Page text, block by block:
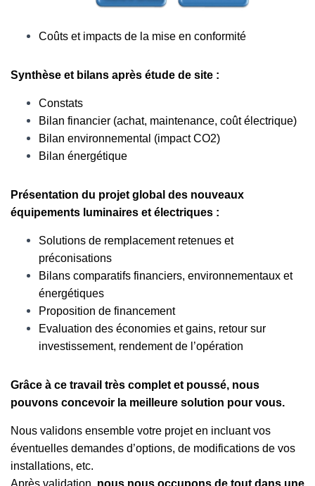
Coûts et impacts de la mise en conformité
Synthèse et bilans après étude de site :
Constats
Bilan financier (achat, maintenance, coût électrique)
Bilan environnemental (impact CO2)
Bilan énergétique
Présentation du projet global des nouveaux
équipements luminaires et électriques :
Solutions de remplacement retenues et
préconisations
Bilans comparatifs financiers, environnementaux et
énergétiques
Proposition de financement
Evaluation des économies et gains, retour sur
investissement, rendement de l’opération
Grâce à ce travail très complet et poussé, nous
pouvons concevoir la meilleure solution pour vous.
Nous validons ensemble votre projet en incluant vos
éventuelles demandes d’options, de modifications de vos
installations, etc.